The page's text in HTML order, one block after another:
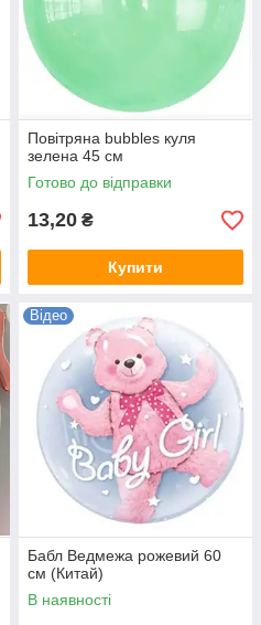
Повітряна bubbles куля
зелена 45 см
Готово до відправки
13,20 ₴
Купити
Відео
Бабл Ведмежа рожевий 60
см (Китай)
В наявності